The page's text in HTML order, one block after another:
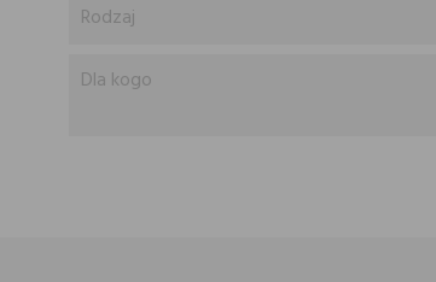
Rodzaj
Dla kogo